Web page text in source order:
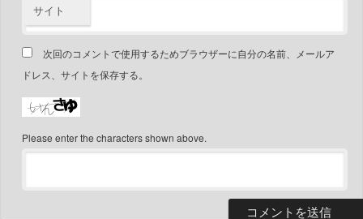
サイト
次回のコメントで使用するためブラウザーに自分の名前、メールア
ドレス、サイトを保存する。
Please enter the characters shown above.